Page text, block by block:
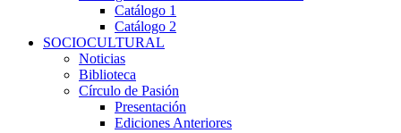
Catálogo 1
Catálogo 2
SOCIOCULTURAL
Noticias
Biblioteca
Círculo de Pasión
Presentación
Ediciones Anteriores